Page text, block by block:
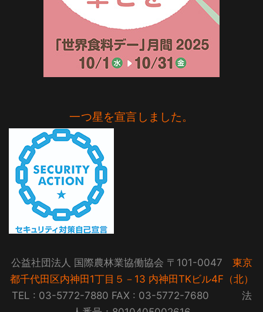
一つ星を宣言しました。
公益社団法人 国際農林業協働協会 〒101-0047 東京
都千代田区内神田1丁目５－13 内神田TKビル4F（北）
TEL : 03-5772-7880 FAX : 03-5772-7680 法